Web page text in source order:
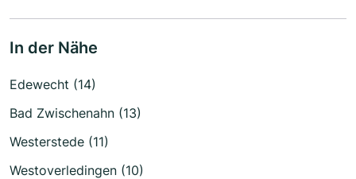
In der Nähe
Edewecht (14)
Bad Zwischenahn (13)
Westerstede (11)
Westoverledingen (10)